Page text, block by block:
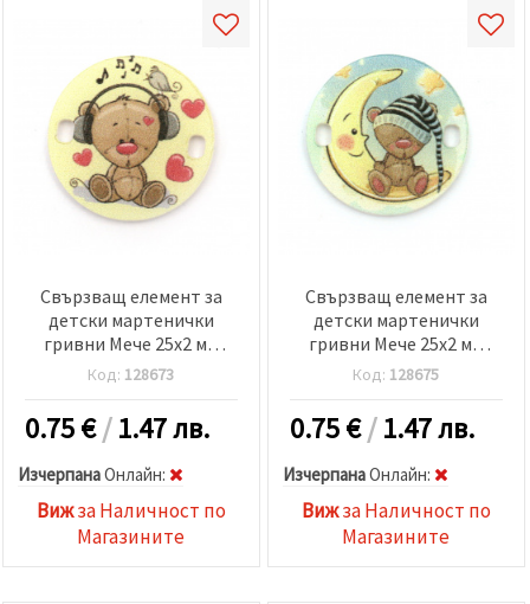
Свързващ елемент за
детски мартенички
гривни Мече 25x2 мм
дупка 2x3 мм -5 броя
Код: 128673
0.75€/1.47 лв.
ИзчерпанаOнлайн:
Вижза Наличност по
Магазините
Свързващ елемент за
детски мартенички
гривни Мече 25x2 мм
дупка 2x3 мм -5 броя
Код: 128675
0.75€/1.47 лв.
ИзчерпанаOнлайн:
Вижза Наличност по
Магазините